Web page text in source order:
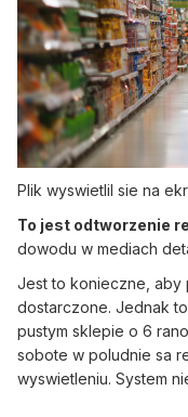
Plik wyswietlil sie na
To jest odtworzenie
dowodu w mediach
Jest to konieczne, aby
dostarczone. Jednak
pustym sklepie o 6
sobote w poludnie sa
wyswietleniu. System